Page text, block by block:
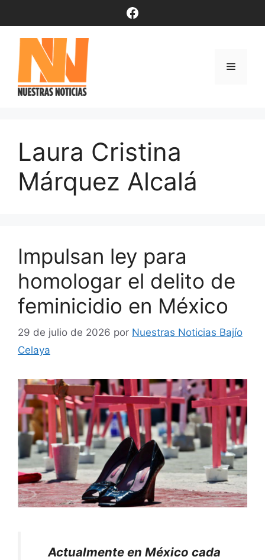
contenido
Facebook
Menú
Laura Cristina
Márquez Alcalá
Impulsan ley para
homologar el delito de
feminicidio en México
29 de julio de 2026 por Nuestras Noticias Bajío
Celaya
Actualmente en México cada